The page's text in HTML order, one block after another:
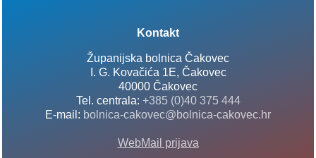
Kontakt
Županijska bolnica Čakovec
I. G. Kovačića 1E, Čakovec
40000 Čakovec
Tel. centrala: +385 (0)40 375 444
E-mail: bolnica-cakovec@bolnica-cakovec.hr
WebMail prijava